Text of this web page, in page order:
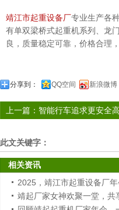
靖江市起重设备厂专业生产各
有单双梁桥式起重机系列、龙
良，质量稳定可靠，价格合理
分享到： QQ空间 新浪微博
上一篇： 智能行车追求更安全
此文关键字：
相关资讯
靖起厂家女神欢聚一堂，共